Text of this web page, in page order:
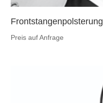
Frontstangenpolsterung
Preis auf Anfrage